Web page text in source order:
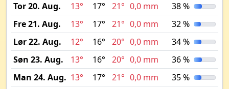
Tor 20. Aug.
13° 17° 21° 0,0 mm
38 %
Fre 21. Aug.
13° 17° 21° 0,0 mm
32 %
Lør 22. Aug.
12° 16° 20° 0,0 mm
34 %
Søn 23. Aug.
13° 16° 20° 0,0 mm
36 %
Man 24. Aug. 13° 17° 21° 0,0 mm
35 %